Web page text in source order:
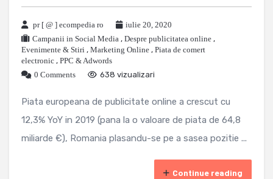
pr [ @ ] ecompedia ro
iulie 20, 2020
Campanii in Social Media , Despre publicitatea online ,
Evenimente & Stiri , Marketing Online , Piata de comert
electronic , PPC & Adwords
0 Comments
638 vizualizari
Piata europeana de publicitate online a crescut cu
12,3% YoY in 2019 (pana la o valoare de piata de 64,8
miliarde €), Romania plasandu-se pe a sasea pozitie ...
Continue reading